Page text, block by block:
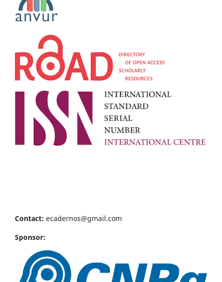
Contact: ecadernos@gmail.com
Sponsor: